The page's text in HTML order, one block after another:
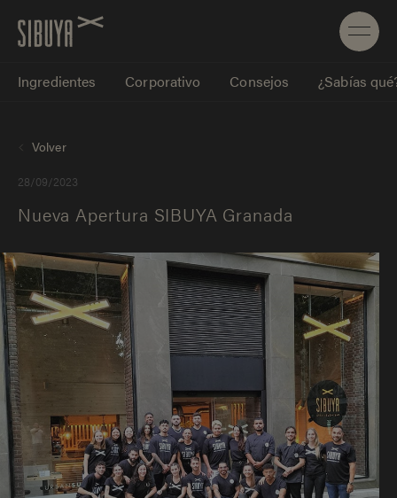
Ingredientes Corporativo Consejos ¿Sabías
28/09/2023
Volver
Nueva Apertura SIBUYA Granada